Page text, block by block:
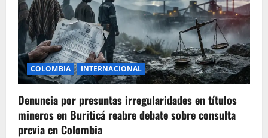
t
i
o
n
COLOMBIA INTERNACIONAL
Denuncia por presuntas irregularidades en títulos
mineros en Buriticá reabre debate sobre consulta
previa en Colombia